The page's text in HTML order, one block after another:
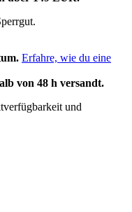
Erfahre, wie du eine
von 48 h versandt.
und